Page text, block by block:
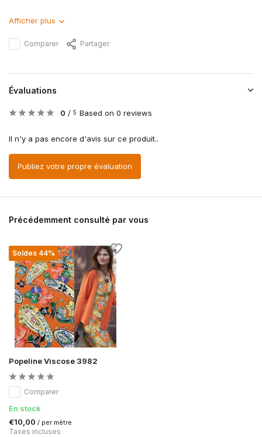
Afficher plus
Comparer Partager
Évaluations
0 / 5 Based on 0 reviews
Il n'y a pas encore d'avis sur ce produit..
Publiez votre propre évaluation
Précédemment consulté par vous
Soldes 44%
Popeline Viscose 3982
Comparer
En stock
€10,00 / per mètre
Taxes incluses